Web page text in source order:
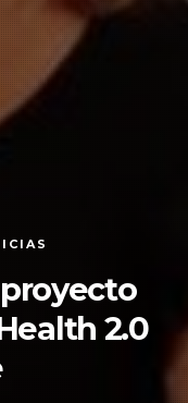
2.0